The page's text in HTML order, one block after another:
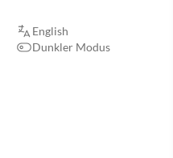
English
Dunkler Modus